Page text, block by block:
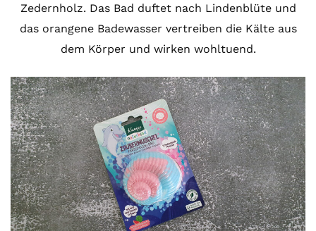
Zedernholz. Das Bad duftet nach Lindenblüte und
das orangene Badewasser vertreiben die Kälte aus
dem Körper und wirken wohltuend.